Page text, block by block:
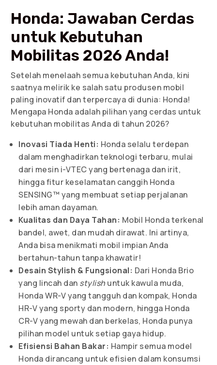
Honda: Jawaban Cerdas
untuk Kebutuhan
Mobilitas 2026 Anda!
Setelah menelaah semua kebutuhan Anda, kini
saatnya melirik ke salah satu produsen mobil
paling inovatif dan terpercaya di dunia: Honda!
Mengapa Honda adalah pilihan yang cerdas untuk
kebutuhan mobilitas Anda di tahun 2026?
Inovasi Tiada Henti: Honda selalu terdepan
dalam menghadirkan teknologi terbaru, mulai
dari mesin i-VTEC yang bertenaga dan irit,
hingga fitur keselamatan canggih Honda
SENSING™ yang membuat setiap perjalanan
lebih aman dayaman.
Kualitas dan Daya Tahan: Mobil Honda terkenal
bandel, awet, dan mudah dirawat. Ini artinya,
Anda bisa menikmati mobil impian Anda
bertahun-tahun tanpa khawatir!
Desain Stylish & Fungsional: Dari Honda Brio
yang lincah dan stylish untuk kawula muda,
Honda WR-V yang tangguh dan kompak, Honda
HR-V yang sporty dan modern, hingga Honda
CR-V yang mewah dan berkelas, Honda punya
pilihan model untuk setiap gaya hidup.
Efisiensi Bahan Bakar: Hampir semua model
Honda dirancang untuk efisien dalam konsumsi